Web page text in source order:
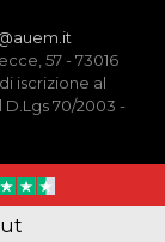
57 - 73016
iscrizione al
70/2003 -